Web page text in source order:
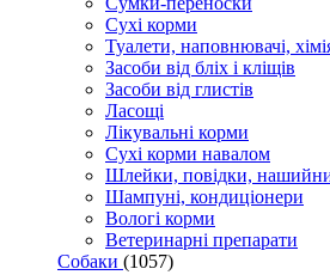
Сухі корми
Туалети, наповнювачі,
Засоби від бліх і кліщів
Засоби від глистів
Ласощі
Лікувальні корми
Сухі корми навалом
Шлейки, повідки,
Шампуні, кондиціонери
Вологі корми
Ветеринарні препарати
Собаки (1057)